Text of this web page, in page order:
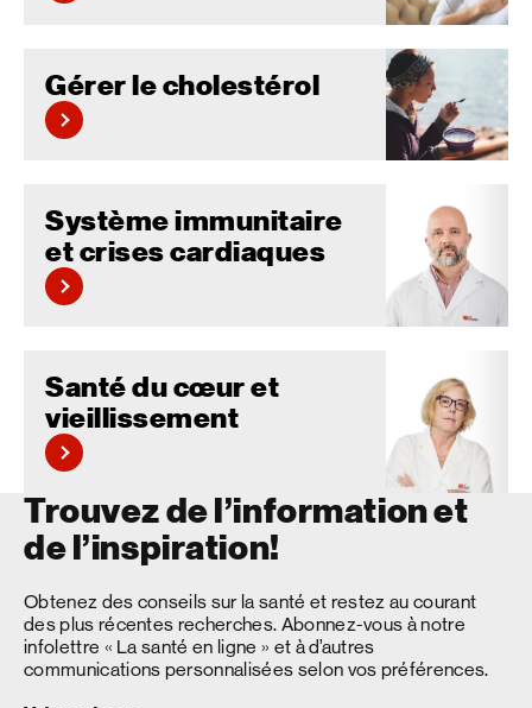
Gérer le cholestérol
Système immunitaire
et crises cardiaques
Santé du cœur et
vieillissement
Trouvez de l’information et
de l’inspiration!
Obtenez des conseils sur la santé et restez au courant
des plus récentes recherches. Abonnez-vous à notre
infolettre « La santé en ligne » et à d’autres
communications personnalisées selon vos préférences.